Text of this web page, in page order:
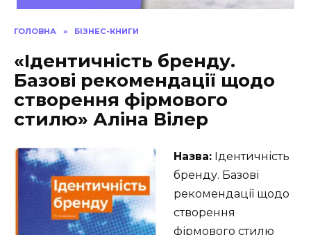
ГОЛОВНА » БІЗНЕС-КНИГИ
«Ідентичність бренду.
Базові рекомендації щодо
створення фірмового
стилю» Аліна Вілер
Назва: Ідентичність
бренду. Базові
рекомендації щодо
створення
фірмового стилю